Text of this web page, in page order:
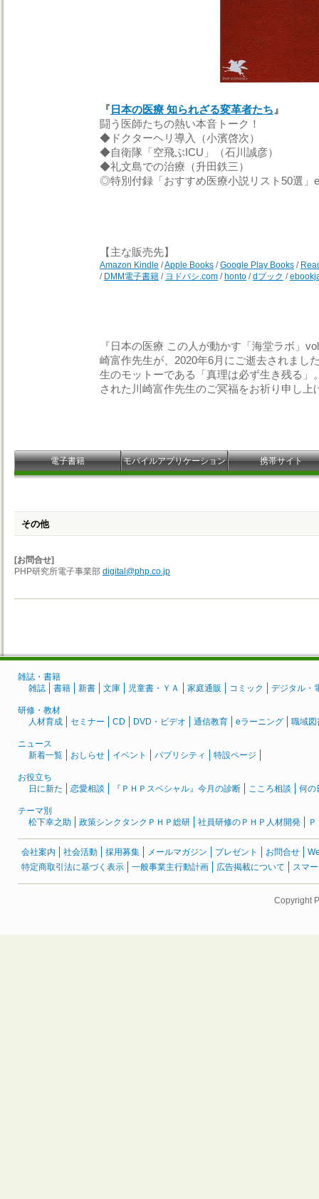
『 日本の医療 知られざる変革者たち 』
闘う医師たちの熱い本音トーク！
◆ドクターヘリ導入（小濱啓次）
◆自衛隊「空飛ぶICU 」（石川誠彦）
◆礼文島での治療（升田鉄三）
◎特別付録「おすすめ医療小説リスト50選」
【主な販売先】
Amazon Kindle /Apple Books /Google Play Books /
/ DMM電子書籍 / ヨドバシ.com / honto /dブック /
『日本の医療 この人が動かす「海堂ラボ」
崎富作先生が、2020年6月にご逝去されまし
生のモットーである「真理は必ず生き残る」
された川崎富作先生のご冥福をお祈り申し上
電子書籍 モバイルアプリケーション 携帯サイト
その他
[お問合せ]
PHP研究所電子事業部 digital@php.co.jp
雑誌・書籍
雑誌
書籍 新書 文庫 児童書・ＹＡ 家庭通販 コミック デジタル・
研修・教材
人材育成
セミナー CD DVD・ビデオ 通信教育 eラーニング 職域図
ニュース
新着一覧
おしらせ イベント パブリシティ 特設ページ
お役立ち
日に新た
恋愛相談 『ＰＨＰスペシャル』今月の診断 こころ相談 何の
テーマ別
松下幸之助
政策シンクタンクＰＨＰ総研 社員研修のＰＨＰ人材開発
会社案内 社会活動 採用募集 メールマガジン プレゼント お問合せ
特定商取引法に基づく表示
一般事業主行動計画 広告掲載について スマ
Copyright